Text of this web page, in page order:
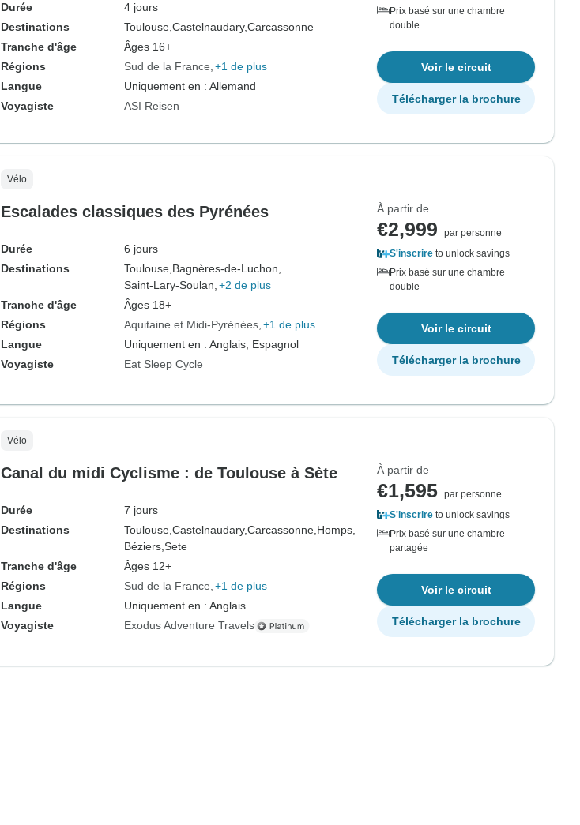
Durée
4 jours
Destinations
Toulouse, Castelnaudary,Carcassonne
Tranche d'âge
Âges 16+
Régions
Sud de la France +1 de plus
Langue
Uniquement en : Allemand
Voyagiste
ASI Reisen
Prix basé sur une chambre
double
Voir le circuit
Télécharger la brochure
Vélo
Escalades classiques des Pyrénées
Durée
6 jours
Destinations
Toulouse, Bagnères-de-Luchon,
Saint-Lary-Soulan, +2 de plus
Tranche d'âge
Âges 18+
Régions
Aquitaine et Midi-Pyrénées +1 de plus
Langue
Uniquement en : Anglais, Espagnol
Voyagiste
Eat Sleep Cycle
À partir de
€2,999
par personne
S'inscrire to unlock savings
Prix basé sur une chambre
double
Voir le circuit
Télécharger la brochure
Vélo
Canal du midi Cyclisme : de Toulouse à Sète
Durée
7 jours
Destinations
Toulouse, Castelnaudary,Carcassonne, Homps,
Béziers, Sete
Tranche d'âge
Âges 12+
Régions
Sud de la France +1 de plus
Langue
Uniquement en : Anglais
Voyagiste
Exodus Adventure Travels
À partir de
€1,595 par personne
S'inscrire to unlock savings
Prix basé sur une chambre
partagée
Voir le circuit
Télécharger la brochure